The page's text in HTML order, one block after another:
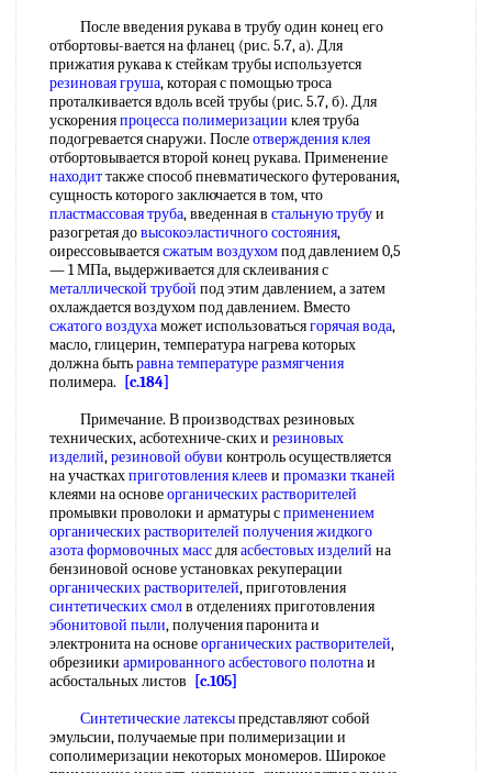
После введения рукава в трубу один конец его
отбортовы-вается на фланец (рис. 5.7, а). Для
прижатия рукава к стейкам трубы используется
резиновая груша, которая с помощью троса
проталкивается вдоль всей трубы (рис. 5.7, б). Для
ускоренияпроцесса полимеризации клея труба
подогревается снаружи. Послеотверждения клея
отбортовывается второй конец рукава. Применение
находиттакже способ пневматического футерования,
сущность которого заключается в том, что
пластмассовая труба, введенная в стальную трубуи
разогретая довысокоэластичного состояния,
оирессовываетсясжатым воздухомпод давлением 0,5
— 1 МПа, выдерживается для склеивания с
металлической трубой под этим давлением, а затем
охлаждается воздухом под давлением. Вместо
сжатого воздухаможет использоватьсягорячая вода,
масло, глицерин, температура нагрева которых
должна бытьравнатемпературе размягчения
полимера.
[c.184]
Примечание. В производствах резиновых
технических, асботехниче-ских и резиновых
изделий,резиновой обуви контроль осуществляется
на участкахприготовления клеев и промазки тканей
клеями на основеорганических растворителей
промывки проволоки и арматуры сприменением
органических растворителей получения жидкого
азотаформовочных массдляасбестовых изделий на
бензиновой основе установках рекуперации
органических растворителей, приготовления
синтетических смолв отделениях приготовления
эбонитовой пыли, получения паронита и
электронита на основеорганических растворителей,
обрезиики армированного асбестового полотнаи
асбостальных листов
[c.105]
Синтетические латексыпредставляют собой
эмульсии, получаемые при полимеризации и
сополимеризации некоторых мономеров. Широкое